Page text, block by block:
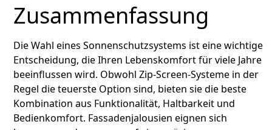
Zusammenfassung
Die Wahl eines Sonnenschutzsystems ist eine wichtige
Entscheidung, die Ihren Lebenskomfort für viele Jahre
beeinflussen wird. Obwohl Zip-Screen-Systeme in der
Regel die teuerste Option sind, bieten sie die beste
Kombination aus Funktionalität, Haltbarkeit und
Bedienkomfort. Fassadenjalousien eignen sich